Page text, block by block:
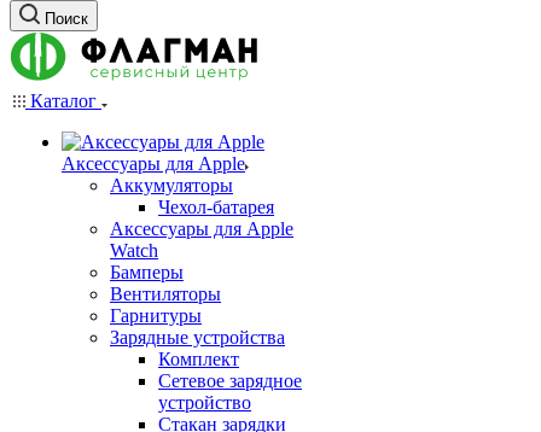
Поиск
Каталог
Аксессуары для Apple
Аккумуляторы
Чехол-батарея
Аксессуары для Apple
Watch
Бамперы
Вентиляторы
Гарнитуры
Зарядные устройства
Комплект
Сетевое зарядное
устройство
Стакан зарядки